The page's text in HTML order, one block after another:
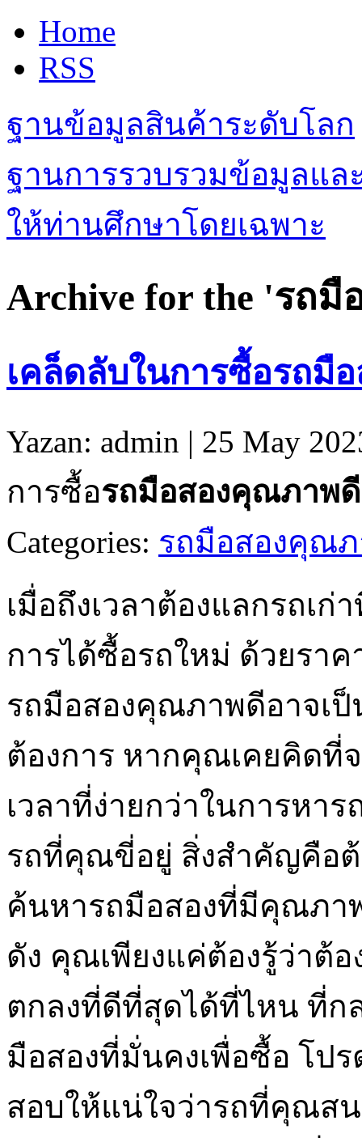
Home
RSS
ฐานข้อมูลสินค้าระดับโลก
ฐานการรวบรวมข้อมูลแล
ให้ท่านศึกษาโดยเฉพาะ
Archive for the 'รถ
เคล็ดลับในการซื้อรถมื
Yazan: admin | 25 May
การซื้อรถมือสองคุณภาพดี
Categories: รถมือสองคุณ
เมื่อถึงเวลาต้องแลกรถเก่
การได้ซื้อรถใหม่ ด้วยรา
รถมือสองคุณภาพดีอาจเ
ต้องการ หากคุณเคยคิดที่
เวลาที่ง่ายกว่าในการหา
รถที่คุณขี่อยู่ สิ่งสำคัญคือต้
ค้นหารถมือสองที่มีคุณภา
ดัง คุณเพียงแค่ต้องรู้ว่าต้
ตกลงที่ดีที่สุดได้ที่ไหน ที่ก
มือสองที่มั่นคงเพื่อซื้อ โป
สอบให้แน่ใจว่ารถที่คุณส